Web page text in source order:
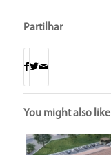
Partilhar
You might also like